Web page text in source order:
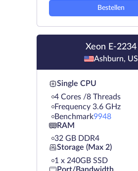
Bestellen
Xeon E-2234
Ashburn, US
Single CPU
4 Cores /8 Threads
Frequency 3.6 GHz
Benchmark9948
RAM
32 GB DDR4
Storage (Max 2)
1 х 240GB SSD